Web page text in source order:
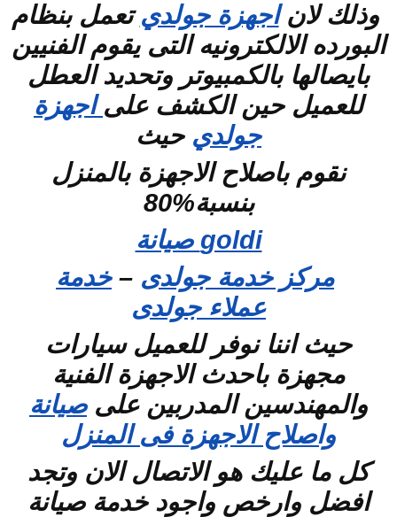
وذلك لاناجهزة جولديتعمل بنظام
البورده الالكترونيه التى يقوم الفنيين
بايصالها بالكمبيوتر وتحديد العطل
للعميل حين الكشف علىاجهزة
جولدي حيث
نقوم باصلاح الاجهزة بالمنزل
بنسبة%80
goldi صيانة
مركز خدمة جولدى –خدمة
عملاء جولدى
حيث اننا نوفر للعميل سيارات
مجهزة باحدث الاجهزة الفنية
والمهندسين المدربين علىصيانة
واصلاح الاجهزة فى المنزل
كل ما عليك هو الاتصال الان وتجد
افضل وارخص واجود خدمة صيانة